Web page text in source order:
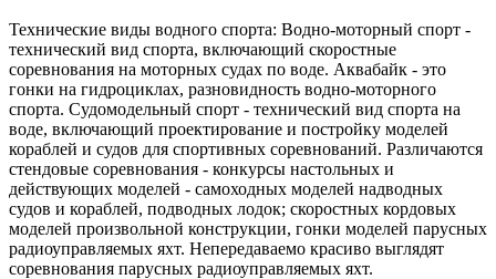
Технические виды водного спорта: Водно-моторный спорт -
технический вид спорта, включающий скоростные
соревнования на моторных судах по воде. Аквабайк - это
гонки на гидроциклах, разновидность водно-моторного
спорта. Судомодельный спорт - технический вид спорта на
воде, включающий проектирование и постройку моделей
кораблей и судов для спортивных соревнований. Различаются
стендовые соревнования - конкурсы настольных и
действующих моделей - самоходных моделей надводных
судов и кораблей, подводных лодок; скоростных кордовых
моделей произвольной конструкции, гонки моделей парусных
радиоуправляемых яхт. Непередаваемо красиво выглядят
соревнования парусных радиоуправляемых яхт.